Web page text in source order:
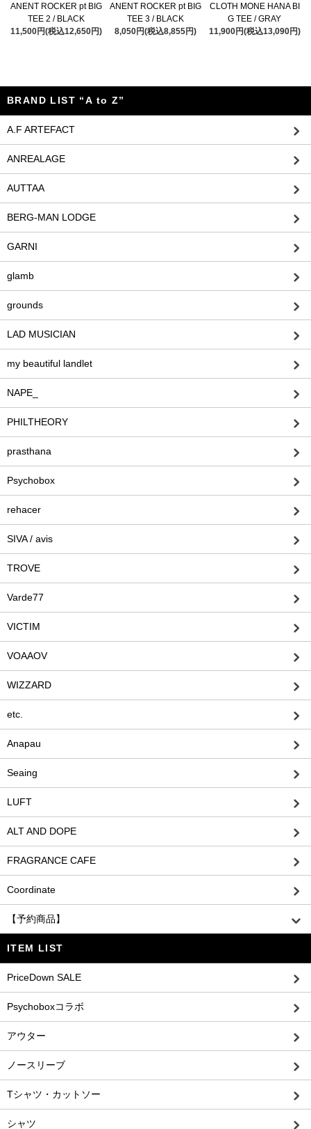
ANENT ROCKER pt BIG
TEE 2 / BLACK
11,500円(税込12,650円)
ANENT ROCKER pt BIG
TEE 3 / BLACK
8,050円(税込8,855円)
CLOTH MONE HANA BI
G TEE / GRAY
11,900円(税込13,090円)
BRAND LIST “A to Z”
A.F ARTEFACT
ANREALAGE
AUTTAA
BERG-MAN LODGE
GARNI
glamb
grounds
LAD MUSICIAN
my beautiful landlet
NAPE_
PHILTHEORY
prasthana
Psychobox
rehacer
SIVA / avis
TROVE
Varde77
VICTIM
VOAAOV
WIZZARD
etc.
Anapau
Seaing
LUFT
ALT AND DOPE
FRAGRANCE CAFE
Coordinate
【予約商品】
ITEM LIST
PriceDown SALE
Psychoboxコラボ
アウター
ノースリーブ
Tシャツ・カットソー
シャツ